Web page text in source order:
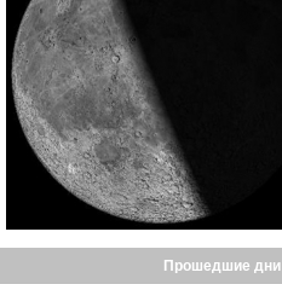
Прошедшие дни